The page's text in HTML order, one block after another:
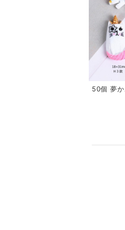
50個 夢